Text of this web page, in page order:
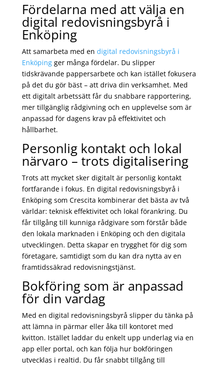
Fördelarna med att välja en
digital redovisningsbyrå i
Enköping
Att samarbeta med en digital redovisningsbyrå i
Enköpingger många fördelar. Du slipper
tidskrävande pappersarbete och kan istället fokusera
på det du gör bäst – att driva din verksamhet. Med
ett digitalt arbetssätt får du snabbare rapportering,
mer tillgänglig rådgivning och en upplevelse som är
anpassad för dagens krav på effektivitet och
hållbarhet.
Personlig kontakt och lokal
närvaro – trots digitalisering
Trots att mycket sker digitalt är personlig kontakt
fortfarande i fokus. En digital redovisningsbyrå i
Enköping som Crescita kombinerar det bästa av två
världar: teknisk effektivitet och lokal förankring. Du
får tillgång till kunniga rådgivare som förstår både
den lokala marknaden i Enköping och den digitala
utvecklingen. Detta skapar en trygghet för dig som
företagare, samtidigt som du kan dra nytta av en
framtidssäkrad redovisningstjänst.
Bokföring som är anpassad
för din vardag
Med en digital redovisningsbyrå slipper du tänka på
att lämna in pärmar eller åka till kontoret med
kvitton. Istället laddar du enkelt upp underlag via en
app eller portal, och kan följa hur bokföringen
utvecklas i realtid. Du får snabbt tillgång till